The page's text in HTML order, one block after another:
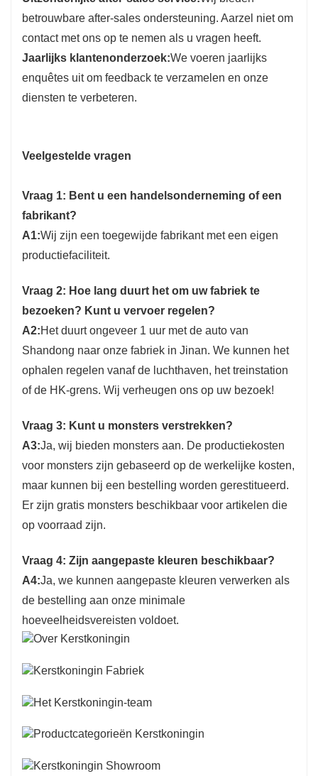
betrouwbare after-sales ondersteuning. Aarzel niet om
contact met ons op te nemen als u vragen heeft.
Jaarlijks klantenonderzoek:We voeren jaarlijks
enquêtes uit om feedback te verzamelen en onze
diensten te verbeteren.
Veelgestelde vragen
Vraag 1: Bent u een handelsonderneming of een
fabrikant?
A1:Wij zijn een toegewijde fabrikant met een eigen
productiefaciliteit.
Vraag 2: Hoe lang duurt het om uw fabriek te
bezoeken? Kunt u vervoer regelen?
A2:Het duurt ongeveer 1 uur met de auto van
Shandong naar onze fabriek in Jinan. We kunnen het
ophalen regelen vanaf de luchthaven, het treinstation
of de HK-grens. Wij verheugen ons op uw bezoek!
Vraag 3: Kunt u monsters verstrekken?
A3:Ja, wij bieden monsters aan. De productiekosten
voor monsters zijn gebaseerd op de werkelijke kosten,
maar kunnen bij een bestelling worden gerestitueerd.
Er zijn gratis monsters beschikbaar voor artikelen die
op voorraad zijn.
Vraag 4: Zijn aangepaste kleuren beschikbaar?
A4:Ja, we kunnen aangepaste kleuren verwerken als
de bestelling aan onze minimale
hoeveelheidsvereisten voldoet.